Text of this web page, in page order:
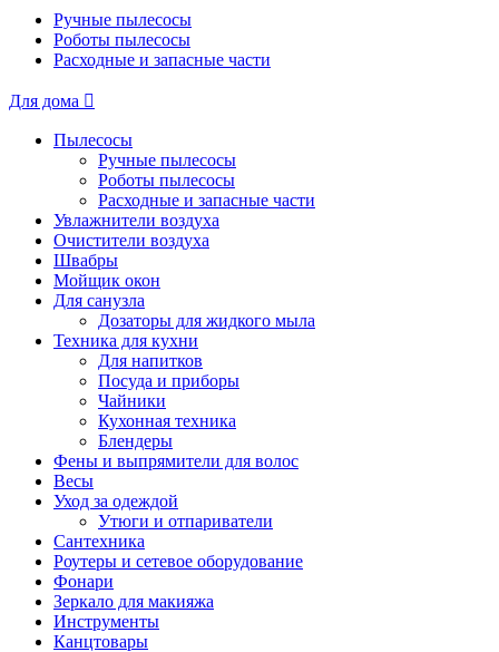
Ручные пылесосы
Роботы пылесосы
Расходные и запасные части
Для дома
Пылесосы
Ручные пылесосы
Роботы пылесосы
Расходные и запасные части
Увлажнители воздуха
Очистители воздуха
Швабры
Мойщик окон
Для санузла
Дозаторы для жидкого мыла
Техника для кухни
Для напитков
Посуда и приборы
Чайники
Кухонная техника
Блендеры
Фены и выпрямители для волос
Весы
Уход за одеждой
Утюги и отпариватели
Сантехника
Роутеры и сетевое оборудование
Фонари
Зеркало для макияжа
Инструменты
Канцтовары